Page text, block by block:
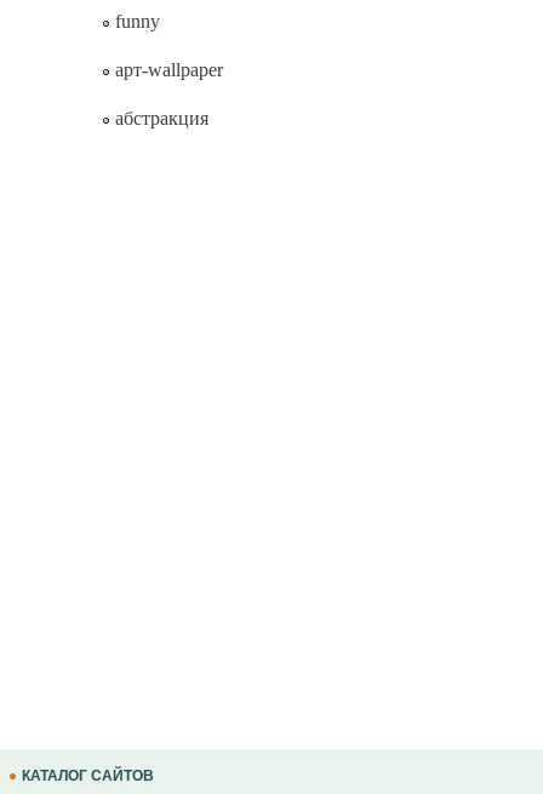
funny
арт-wallpaper
абстракция
КАТАЛОГ САЙТОВ